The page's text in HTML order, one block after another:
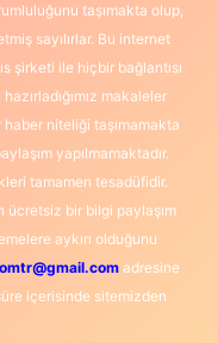
taşımakta olup,
sayılırlar. Bu internet
şirketi ile hiçbir bağlantısı
makaleler
niteliği taşımamakta
yapılmamaktadır.
tamamen tesadüfidir.
ücretsiz bir bilgi paylaşım
aykırı olduğunu
adresine
içerisinde sitemizden